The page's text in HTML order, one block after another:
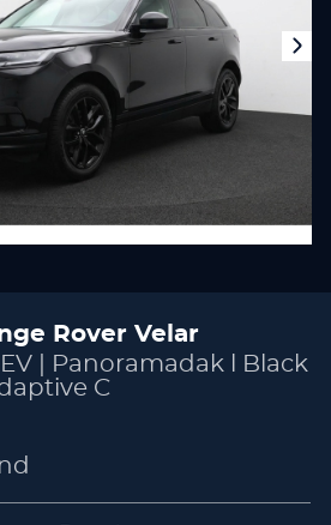
Rover Velar
| Panoramadak l Black
C